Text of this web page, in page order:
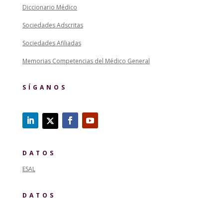
Diccionario Médico
Sociedades Adscritas
Sociedades Afiliadas
Memorias Competencias del Médico General
SÍGANOS
DATOS
ESAL
DATOS